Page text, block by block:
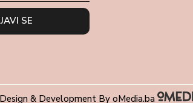
SE
Design & Development By oMedia.ba